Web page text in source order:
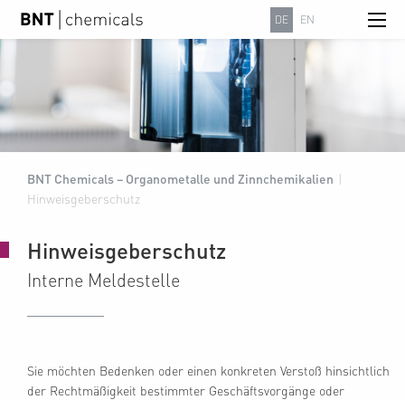
DE EN
BNT Chemicals – Organometalle und Zinnchemikalien |
Hinweisgeberschutz
Hinweisgeberschutz
Interne Meldestelle
Sie möchten Bedenken oder einen konkreten Verstoß hinsichtlich
der Rechtmäßigkeit bestimmter Geschäftsvorgänge oder